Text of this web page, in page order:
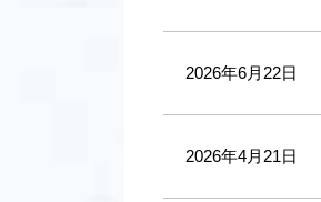
2026年6月22日
2026年4月21日